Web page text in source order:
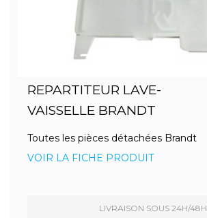
REPARTITEUR LAVE-
VAISSELLE BRANDT
Toutes les pièces détachées Brandt
VOIR LA FICHE PRODUIT
LIVRAISON SOUS 24H/48H